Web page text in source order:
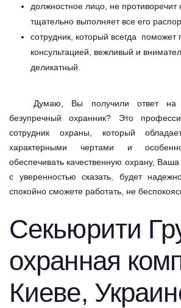
должностное лицо, не противоречит
тщательно выполняет все его
сотрудник, который всегда поможет
консультацией, вежливый и
деликатный.
Думаю, Вы получили ответ на
безупречный охранник? Это
сотрудник охраны, который
характерными чертами и
обеспечивать качественную охрану,
с уверенностью сказать, будет
спокойно сможете работать, не
Секьюрити
охранная
Киеве,